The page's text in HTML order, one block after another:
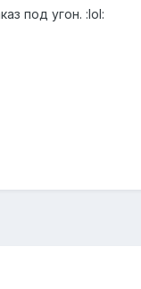
под угон. :lol: